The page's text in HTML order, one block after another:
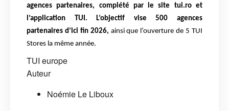
agences partenaires, complété par le site tui.ro et
l’application TUI. L’objectif vise 500 agences
partenaires d’ici fin 2026, ainsi que l’ouverture de 5 TUI
Stores la même année.
TUI europe
Auteur
Noémie Le Liboux